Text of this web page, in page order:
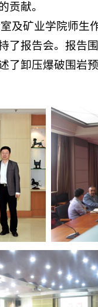
贡献。
及矿业学院师生
了报告会。报告
了卸压爆破围岩